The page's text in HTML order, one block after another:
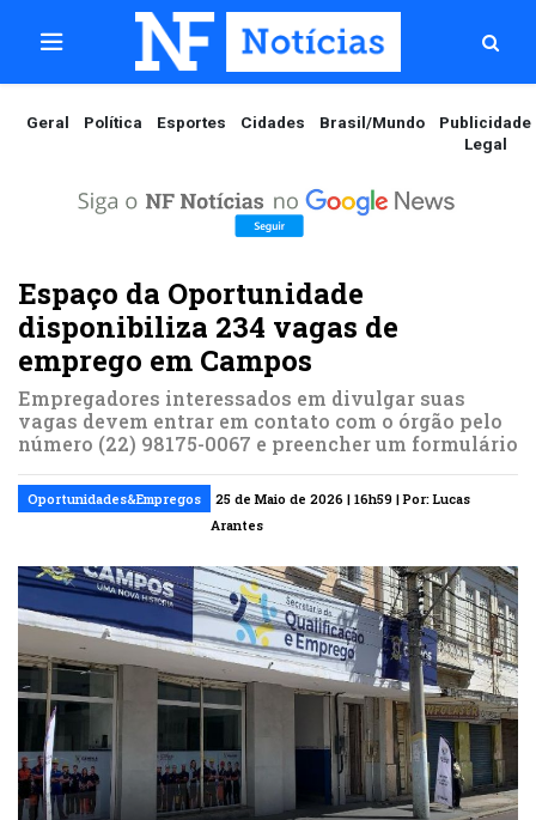
Geral Política Esportes Cidades Brasil/Mundo
Publicidade
Legal
Espaço da Oportunidade
disponibiliza 234 vagas de
emprego em Campos
Empregadores interessados em divulgar suas
vagas devem entrar em contato com o órgão pelo
número (22) 98175-0067 e preencher um formulário
Oportunidades&Empregos
25 de Maio de 2026 | 16h59 | Por: Lucas
Arantes